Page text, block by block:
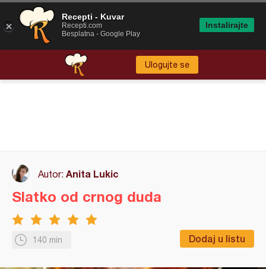
Ulogujte se
Autor: Anita Lukic
140 min Dodaj u listu
Slatko od crnog duda
Recepti - Kuvar
Recepti.com
Besplatna - Google Play
Instalirajte